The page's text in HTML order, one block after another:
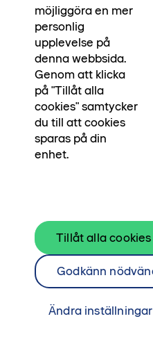
sparande, inredning
Erbjudandet gäller ej
Kontakta våra mäklare
Se bostäder till salu
Kontakta mäklare
möjliggöra en mer
personlig
upplevelse på
denna webbsida.
Genom att klicka
på "Tillåt alla
cookies" samtycker
du till att cookies
sparas på din
enhet.
Ändra inställningar
Godkänn
Tillåt alla cookies